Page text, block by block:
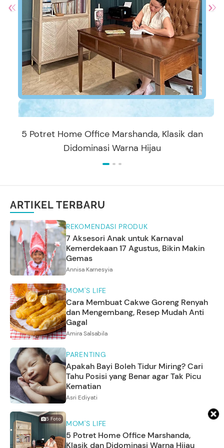
5 Potret Home Office Marshanda, Klasik dan
Didominasi Warna Hijau
ARTIKEL TERBARU
REKOMENDASI PRODUK
7 Aksesori Anak untuk Karnaval
Kemerdekaan 17 Agustus, Bikin Makin
Gemas
Annisa Karnesyia
MOM'S LIFE
Cara Membuat Cakwe Goreng Renyah
dan Mengembang, Resep Mudah Anti
Gagal
Amira Salsabila
PARENTING
Apakah Bayi Boleh Tidur Miring? Cari
Tahu Posisi yang Benar agar Tak Picu
Kematian
Asri Ediyati
5 Foto MOM'S LIFE
5 Potret Home Office Marshanda,
Klasik dan Didominasi Warna Hijau